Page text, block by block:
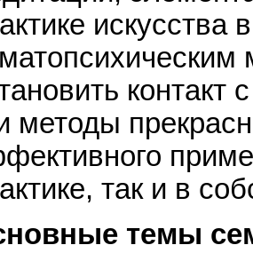
искусства
методы
так и в
темы